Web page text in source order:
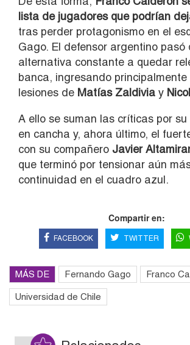
lista de jugadores que podrían
tras perder protagonismo en el
Gago. El defensor argentino pasó
alternativa constante a quedar
banca, ingresando principalmente
lesiones de Matías Zaldivia y
A ello se suman las críticas por
en cancha y, ahora último, el
con su compañero Javier
que terminó por tensionar aún
continuidad en el cuadro azul.
Compartir en:
FACEBOOK TWITTER
MÁS DE Fernando Gago Franco
Universidad de Chile